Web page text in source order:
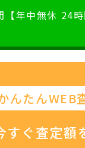
【年中無休 24時
んたんWEB
すぐ査定額